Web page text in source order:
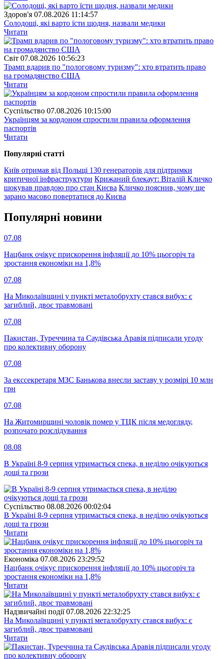
Здоров'я 07.08.2026 11:14:57
Солодощі, які варто їсти щодня, назвали медики
Читати
Свiт 07.08.2026 10:56:23
Трамп вдарив по "пологовому туризму": хто втратить право
на громадянство США
Читати
Суспiльство 07.08.2026 10:15:00
Українцям за кордоном спростили правила оформлення
паспортів
Читати
Популярнi статтi
Київ отримав від Польщі 130 генераторів для підтримки
критичної інфраструктури Крижаний блекаут: Віталій Кличко
шокував правдою про стан Києва Кличко пояснив, чому ще
зарано масово повертатися до Києва
Популярнi новини
07.08
Нацбанк очікує прискорення інфляції до 10% цьогоріч та
зростання економіки на 1,8%
07.08
На Миколаївщині у пункті металобрухту стався вибух: є
загиблий, двоє травмовані
07.08
Пакистан, Туреччина та Саудівська Аравія підписали угоду
про колективну оборону
07.08
За екссекретаря МЗС Банькова внесли заставу у розмірі 10 млн
грн
07.08
На Житомирщині чоловік помер у ТЦК після медогляду,
розпочато розслідування
08.08
В Україні 8-9 серпня утримається спека, в неділю очікуються
дощі та грози
Суспiльство 08.08.2026 00:02:04
В Україні 8-9 серпня утримається спека, в неділю очікуються
дощі та грози
Читати
Економіка 07.08.2026 23:29:52
Нацбанк очікує прискорення інфляції до 10% цьогоріч та
зростання економіки на 1,8%
Читати
Надзвичайні події 07.08.2026 22:32:25
На Миколаївщині у пункті металобрухту стався вибух: є
загиблий, двоє травмовані
Читати